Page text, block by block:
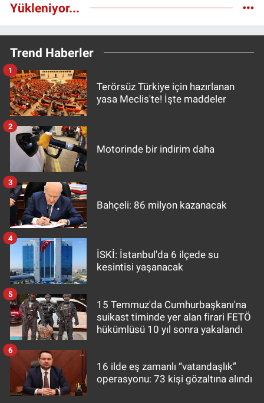
Yükleniyor...
Trend Haberler
Terörsüz Türkiye için hazırlanan
yasa Meclis'te! İşte maddeler
1
Motorinde bir indirim daha
2
Bahçeli: 86 milyon kazanacak
3
İSKİ: İstanbul'da 6 ilçede su
kesintisi yaşanacak
4
15 Temmuz'da Cumhurbaşkanı'na
suikast timinde yer alan firari FETÖ
hükümlüsü 10 yıl sonra yakalandı
5
16 ilde eş zamanlı “vatandaşlık”
operasyonu: 73 kişi gözaltına alındı
6